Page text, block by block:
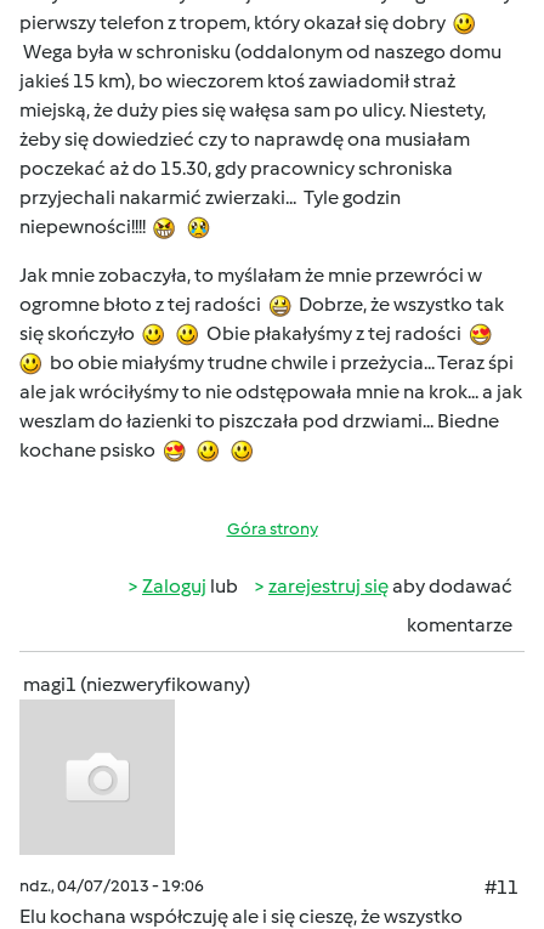
pierwszy telefon z tropem, który okazał się dobry
Wega była w schronisku (oddalonym od naszego domu
jakieś 15 km), bo wieczorem ktoś zawiadomił straż
miejską, że duży pies się wałęsa sam po ulicy. Niestety,
żeby się dowiedzieć czy to naprawdę ona musiałam
poczekać aż do 15.30, gdy pracownicy schroniska
przyjechali nakarmić zwierzaki... Tyle godzin
niepewności!!!!
Jak mnie zobaczyła, to myślałam że mnie przewróci w
ogromne błoto z tej radości
Dobrze, że wszystko tak
się skończyło
Obie płakałyśmy z tej radości
bo obie miałyśmy trudne chwile i przeżycia... Teraz śpi
ale jak wróciłyśmy to nie odstępowała mnie na krok... a jak
weszlam do łazienki to piszczała pod drzwiami... Biedne
kochane psisko
Góra strony
Zaloguj lub zarejestruj sięaby dodawać
komentarze
magi1 (niezweryfikowany)
ndz., 04/07/2013 - 19:06
#11
Elu kochana współczuję ale i się cieszę, że wszystko